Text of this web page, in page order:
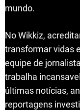
mundo.
No Wikkiz,
transformar vidas
equipe de
trabalha
últimas notícias,
reportagens